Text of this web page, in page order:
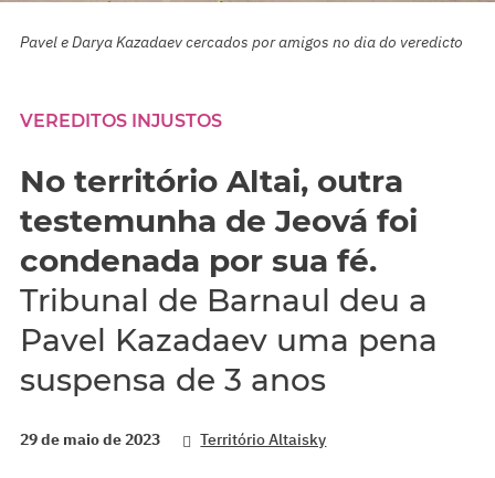
Pavel e Darya Kazadaev cercados por amigos no dia do veredicto
VEREDITOS INJUSTOS
No território Altai, outra
testemunha de Jeová foi
condenada por sua fé.
Tribunal de Barnaul deu a
Pavel Kazadaev uma pena
suspensa de 3 anos
29 de maio de 2023 Território Altaisky